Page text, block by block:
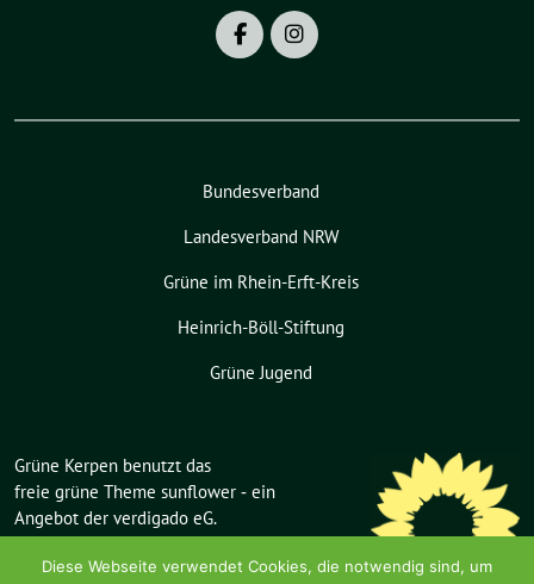
Bundesverband
Landesverband NRW
Grüne im Rhein-Erft-Kreis
Heinrich-Böll-Stiftung
Grüne Jugend
Grüne Kerpen benutzt das
freie grüne Theme sunflower ‐ ein
Angebot der verdigado eG.
Diese Webseite verwendet Cookies, die notwendig sind, um